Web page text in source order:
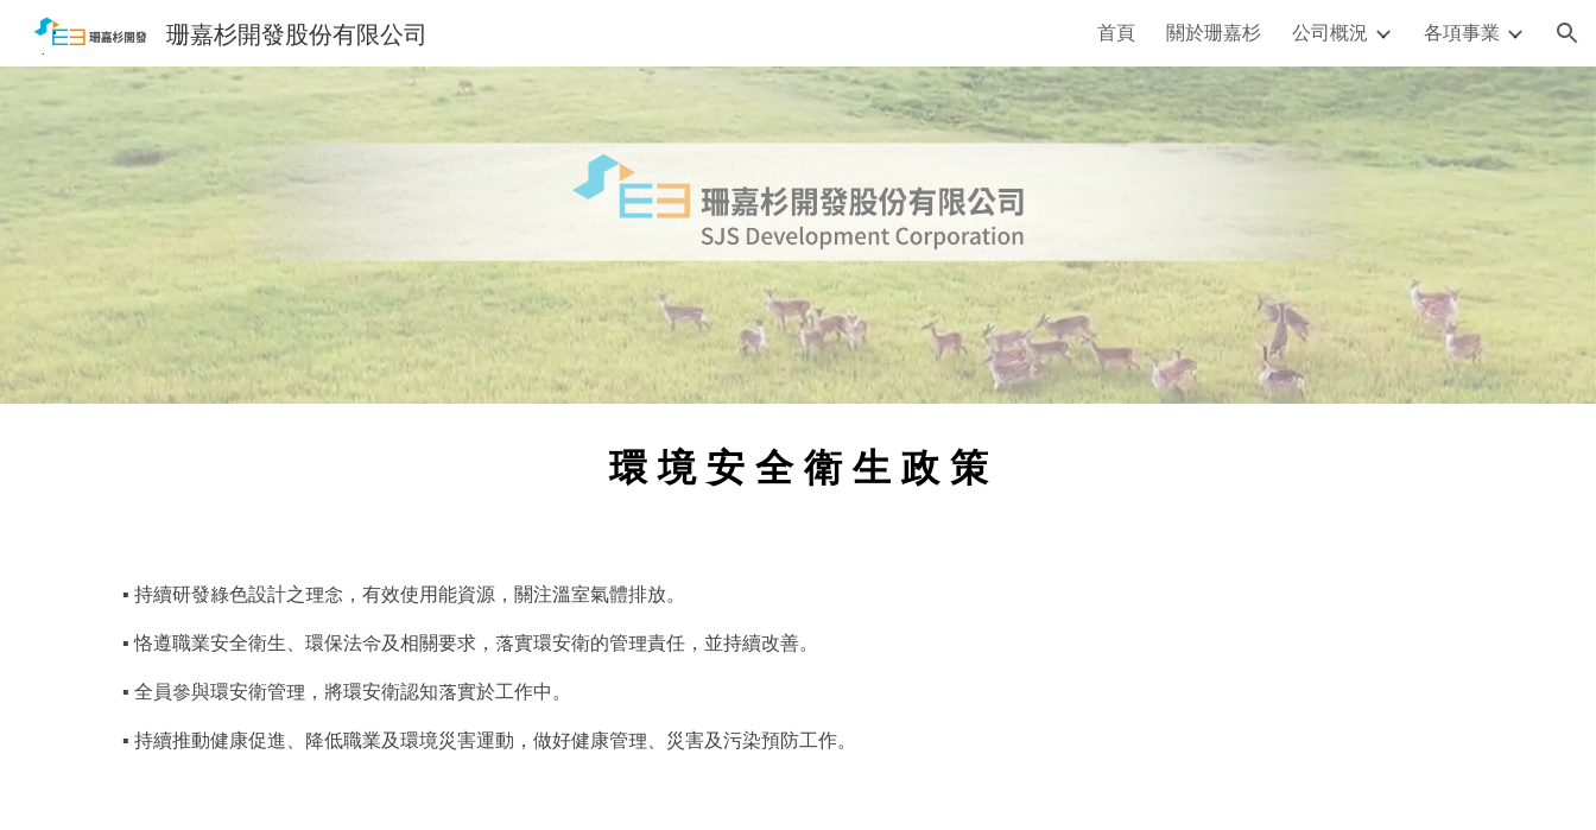
珊嘉杉開發股份有限公司 首頁 關於珊嘉杉 公司概況 各項事業
環 境 安 全 衛 生 政 策
▪ 持續研發綠色設計之理念，有效使用能資源，關注溫室氣體排放。
▪ 恪遵職業安全衛生、環保法令及相關要求，落實環安衛的管理責任，並持續改善。
▪ 全員參與環安衛管理，將環安衛認知落實於工作中。
▪ 持續推動健康促進、降低職業及環境災害運動，做好健康管理、災害及污染預防工作。